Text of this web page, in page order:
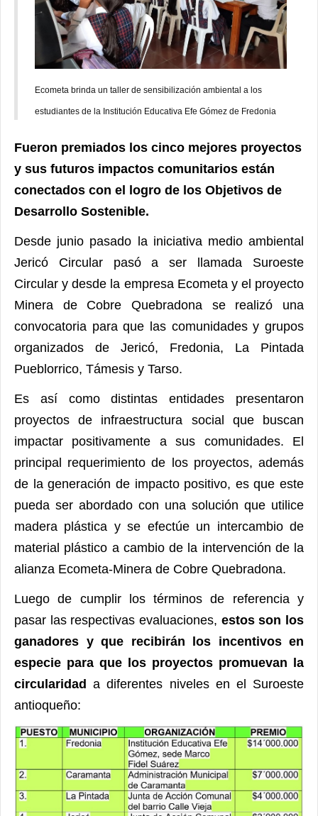
Ecometa brinda un taller de sensibilización ambiental a los
estudiantes de la Institución Educativa Efe Gómez de Fredonia
Fueron premiados los cinco mejores proyectos
y sus futuros impactos comunitarios están
conectados con el logro de los Objetivos de
Desarrollo Sostenible.
Desde junio pasado la iniciativa medio ambiental
Jericó Circular pasó a ser llamada Suroeste
Circular y desde la empresa Ecometa y el proyecto
Minera de Cobre Quebradona se realizó una
convocatoria para que las comunidades y grupos
organizados de Jericó, Fredonia, La Pintada
Pueblorrico, Támesis y Tarso.
Es así como distintas entidades presentaron
proyectos de infraestructura social que buscan
impactar positivamente a sus comunidades. El
principal requerimiento de los proyectos, además
de la generación de impacto positivo, es que este
pueda ser abordado con una solución que utilice
madera plástica y se efectúe un intercambio de
material plástico a cambio de la intervención de la
alianza Ecometa-Minera de Cobre Quebradona.
Luego de cumplir los términos de referencia y
pasar las respectivas evaluaciones, estos son los
ganadores y que recibirán los incentivos en
especie para que los proyectos promuevan la
circularidad a diferentes niveles en el Suroeste
antioqueño: